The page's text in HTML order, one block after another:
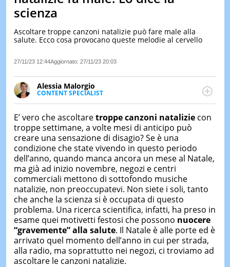
IERI
scienza
Ascoltare troppe canzoni natalizie può fare male alla
salute. Ecco cosa provocano queste melodie al cervello
27/11/23 12:44Aggiornato: 27/11/23 20:03
Alessia Malorgio
CONTENT SPECIALIST
Ha conseguito un Master in Marketing Management
e Google Digital Training su Marketing digitale. Si
occupa della creazione di contenuti in ottica SEO e
dello sviluppo di strategie marketing attraverso
canali digitali.
E’ vero che ascoltaretroppe canzoni nataliziecon
troppe settimane, a volte mesi di anticipo può
creare una sensazione di disagio? Se è una
condizione che state vivendo in questo periodo
dell’anno, quando manca ancora un mese al Natale,
ma già ad inizio novembre, negozi e centri
commerciali mettono di sottofondo musiche
natalizie, non preoccupatevi. Non siete i soli, tanto
che anche la scienza si è occupata di questo
problema. Una ricerca scientifica, infatti, ha preso in
esame quei motivetti festosi che possono nuocere
“gravemente” alla salute. Il Natale è alle porte ed è
arrivato quel momento dell’anno in cui per strada,
alla radio, ma soprattutto nei negozi, ci troviamo ad
ascoltare le canzoni natalizie.